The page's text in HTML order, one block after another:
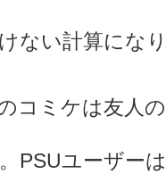
ない計算にな
コミケは友人
PSUユーザー